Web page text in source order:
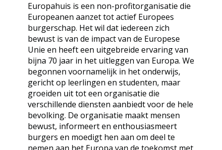
Europahuis is een non-profitorganisatie die
Europeanen aanzet tot actief Europees
burgerschap. Het wil dat iedereen zich
bewust is van de impact van de Europese
Unie en heeft een uitgebreide ervaring van
bijna 70 jaar in het uitleggen van Europa. We
begonnen voornamelijk in het onderwijs,
gericht op leerlingen en studenten, maar
groeiden uit tot een organisatie die
verschillende diensten aanbiedt voor de hele
bevolking. De organisatie maakt mensen
bewust, informeert en enthousiasmeert
burgers en moedigt hen aan om deel te